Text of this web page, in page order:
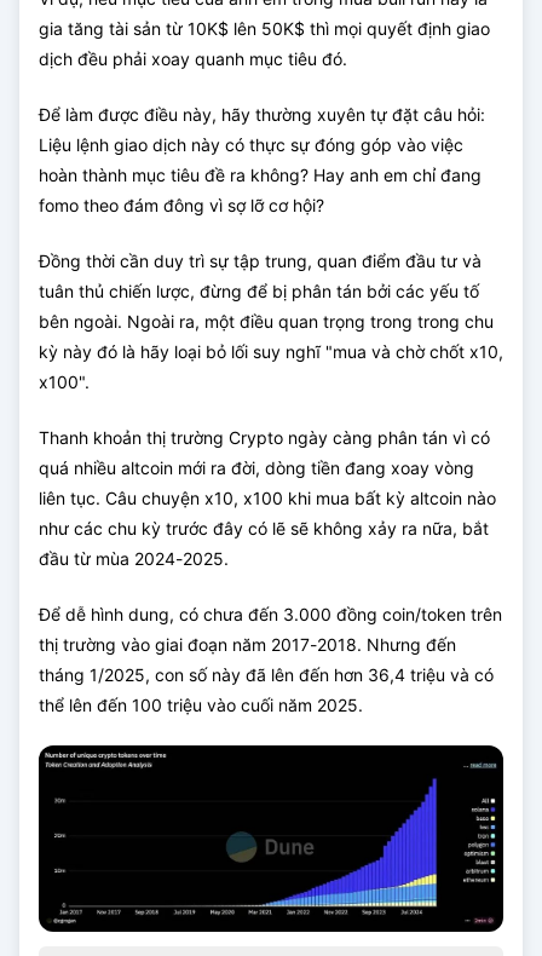
gia tăng tài sản từ 10K$ lên 50K$ thì mọi quyết định giao
dịch đều phải xoay quanh mục tiêu đó.
Để làm được điều này, hãy thường xuyên tự đặt câu hỏi:
Liệu lệnh giao dịch này có thực sự đóng góp vào việc
hoàn thành mục tiêu đề ra không? Hay anh em chỉ đang
fomo theo đám đông vì sợ lỡ cơ hội?
Đồng thời cần duy trì sự tập trung, quan điểm đầu tư và
tuân thủ chiến lược, đừng để bị phân tán bởi các yếu tố
bên ngoài. Ngoài ra, một điều quan trọng trong trong chu
kỳ này đó là hãy loại bỏ lối suy nghĩ "mua và chờ chốt x10,
x100".
Thanh khoản thị trường Crypto ngày càng phân tán vì có
quá nhiều altcoin mới ra đời, dòng tiền đang xoay vòng
liên tục. Câu chuyện x10, x100 khi mua bất kỳ altcoin nào
như các chu kỳ trước đây có lẽ sẽ không xảy ra nữa, bắt
đầu từ mùa 2024-2025.
Để dễ hình dung, có chưa đến 3.000 đồng coin/token trên
thị trường vào giai đoạn năm 2017-2018. Nhưng đến
tháng 1/2025, con số này đã lên đến hơn 36,4 triệu và có
thể lên đến 100 triệu vào cuối năm 2025.